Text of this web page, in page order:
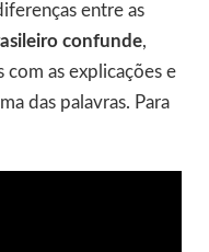
entre as
confunde,
as explicações e
das palavras. Para